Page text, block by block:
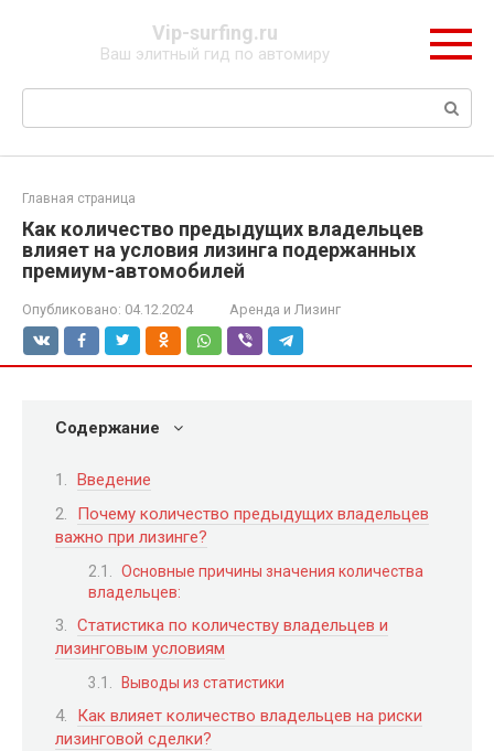
Vip-surfing.ru
Ваш элитный гид по автомиру
Поиск:
Главная страница
Как количество предыдущих владельцев
влияет на условия лизинга подержанных
премиум-автомобилей
Опубликовано: 04.12.2024 Аренда и Лизинг
Содержание
Введение
Почему количество предыдущих владельцев
важно при лизинге?
Основные причины значения количества
владельцев:
Статистика по количеству владельцев и
лизинговым условиям
Выводы из статистики
Как влияет количество владельцев на риски
лизинговой сделки?